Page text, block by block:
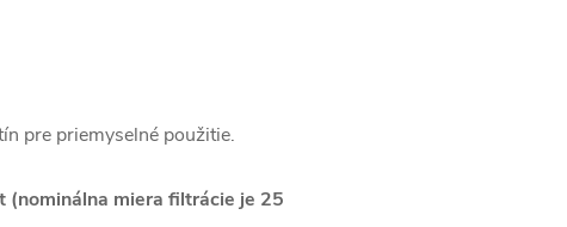
pre priemyselné použitie.
(nominálna miera filtrácie je 25